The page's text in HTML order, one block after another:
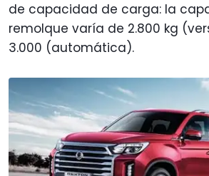
de capacidad de carga: la
remolque varía de 2.800 kg
3.000 (automática).